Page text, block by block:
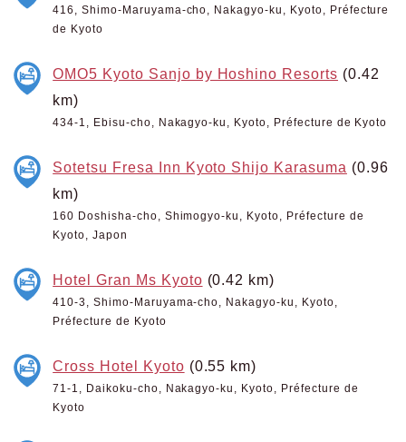
416, Shimo-Maruyama-cho, Nakagyo-ku, Kyoto, Préfecture
de Kyoto
OMO5 Kyoto Sanjo by Hoshino Resorts (0.42
km)
434-1, Ebisu-cho, Nakagyo-ku, Kyoto, Préfecture de Kyoto
Sotetsu Fresa Inn Kyoto Shijo Karasuma (0.96
km)
160 Doshisha-cho, Shimogyo-ku, Kyoto, Préfecture de
Kyoto, Japon
Hotel Gran Ms Kyoto (0.42 km)
410-3, Shimo-Maruyama-cho, Nakagyo-ku, Kyoto,
Préfecture de Kyoto
Cross Hotel Kyoto (0.55 km)
71-1, Daikoku-cho, Nakagyo-ku, Kyoto, Préfecture de
Kyoto